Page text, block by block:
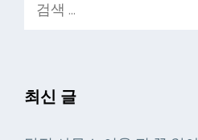
색:
최신 글